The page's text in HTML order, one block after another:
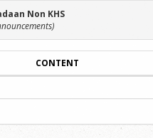
Non KHS
CONTENT